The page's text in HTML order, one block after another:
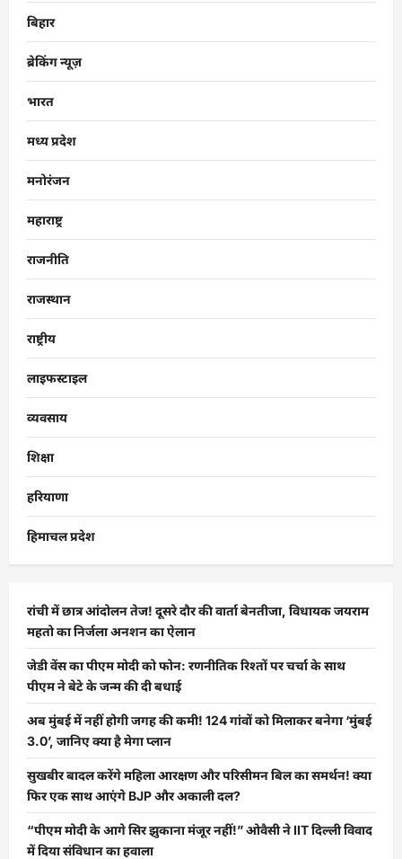
बिहार
ब्रेकिंग न्यूज़
भारत
मध्य प्रदेश
मनोरंजन
महाराष्ट्र
राजनीति
राजस्थान
राष्ट्रीय
लाइफस्टाइल
व्यवसाय
शिक्षा
हरियाणा
हिमाचल प्रदेश
रांची में छात्र आंदोलन तेज! दूसरे दौर की वार्ता बेनतीजा, विधायक जयराम
महतो का निर्जला अनशन का ऐलान
जेडी वेंस का पीएम मोदी को फोन: रणनीतिक रिश्तों पर चर्चा के साथ
पीएम ने बेटे के जन्म की दी बधाई
अब मुंबई में नहीं होगी जगह की कमी! 124 गांवों को मिलाकर बनेगा ‘मुंबई
3.0’, जानिए क्या है मेगा प्लान
सुखबीर बादल करेंगे महिला आरक्षण और परिसीमन बिल का समर्थन! क्या
फिर एक साथ आएंगे BJP और अकाली दल?
“पीएम मोदी के आगे सिर झुकाना मंजूर नहीं!” ओवैसी ने IIT दिल्ली विवाद
में दिया संविधान का हवाला